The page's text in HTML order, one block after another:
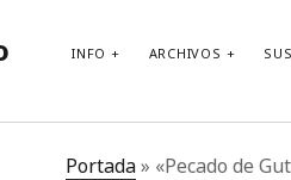
INFO ARCHIVOS
Portada» «Pecado de